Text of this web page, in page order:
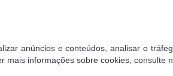
anúncios e conteúdos, analisar o
mais informações sobre cookies, consulte